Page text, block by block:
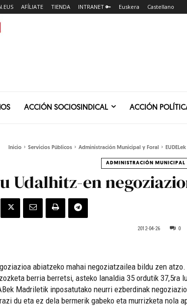
AFÍLIATE TIENDA INTRANET 🔑 Euskera Castellano
ACCIÓN SOCIOSINDICAL ACCIÓN
Inicio Servicios Públicos Administración Municipal y Foral
ADMINISTRACIÓN MUNICIPAL
Udalhitz-en
2012-04-26 0
abiatzeko mahai negoziatzailea bildu zen
berria berretsi, asteko lanaldia 35 ordutik
Madriletik inposatutako neurri ezberdinak
du eta ez dela bermerik gabeko eta murrizketa nola